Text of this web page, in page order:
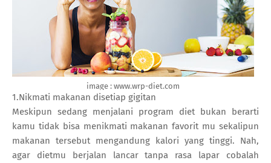
image : www.wrp-diet.com
1.Nikmati makanan disetiap gigitan
Meskipun sedang menjalani program diet bukan berarti
kamu tidak bisa menikmati makanan favorit mu sekalipun
makanan tersebut mengandung kalori yang tinggi. Nah,
agar dietmu berjalan lancar tanpa rasa lapar cobalah